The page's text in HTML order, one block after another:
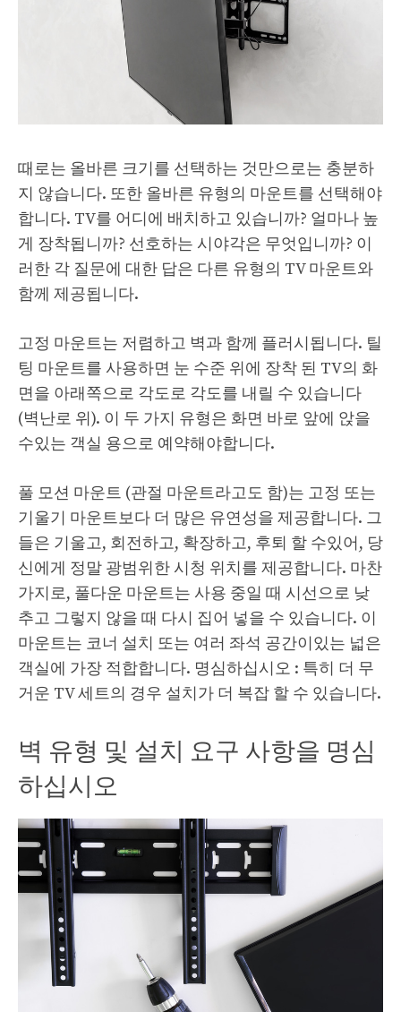
때로는 올바른 크기를 선택하는 것만으로는 충분하
지 않습니다. 또한 올바른 유형의 마운트를 선택해야
합니다. TV를 어디에 배치하고 있습니까? 얼마나 높
게 장착됩니까? 선호하는 시야각은 무엇입니까? 이
러한 각 질문에 대한 답은 다른 유형의 TV 마운트와
함께 제공됩니다.
고정 마운트는 저렴하고 벽과 함께 플러시됩니다. 틸
팅 마운트를 사용하면 눈 수준 위에 장착 된 TV의 화
면을 아래쪽으로 각도로 각도를 내릴 수 있습니다
(벽난로 위). 이 두 가지 유형은 화면 바로 앞에 앉을
수있는 객실 용으로 예약해야합니다.
풀 모션 마운트 (관절 마운트라고도 함)는 고정 또는
기울기 마운트보다 더 많은 유연성을 제공합니다. 그
들은 기울고, 회전하고, 확장하고, 후퇴 할 수있어, 당
신에게 정말 광범위한 시청 위치를 제공합니다. 마찬
가지로, 풀다운 마운트는 사용 중일 때 시선으로 낮
추고 그렇지 않을 때 다시 집어 넣을 수 있습니다. 이
마운트는 코너 설치 또는 여러 좌석 공간이있는 넓은
객실에 가장 적합합니다. 명심하십시오 : 특히 더 무
거운 TV 세트의 경우 설치가 더 복잡 할 수 있습니다.
벽 유형 및 설치 요구 사항을 명심
하십시오